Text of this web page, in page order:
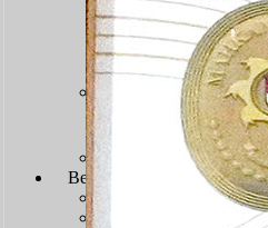
Sengketa
Sengketa Informasi
Sengketa PTbPuKu
Sengketa Proses
JDIH Mahkamah
JDIH PTUN
Berita
Artikel & Galeri
Berita Terkini &
Keikutsertaan